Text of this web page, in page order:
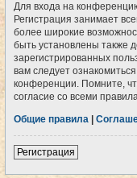
Для входа на
Регистрация занимает
более широкие
быть установлены также
зарегистрированных
вам следует
конференции. Помните,
согласие со всеми
Общие правила
Регистрация